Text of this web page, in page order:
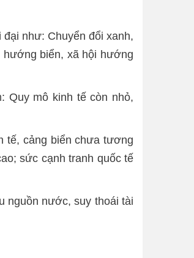
như: Chuyển đổi xanh,
hướng biển, xã hội hướng
Quy mô kinh tế còn nhỏ,
tế, cảng biển chưa tương
sức cạnh tranh quốc tế
nguồn nước, suy thoái tài